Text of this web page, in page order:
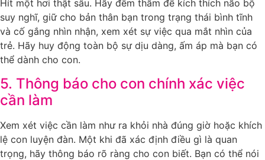
Hít một hơi thật sâu. Hãy đếm thầm để kích thích não bộ
suy nghĩ, giữ cho bản thân bạn trong trạng thái bình tĩnh
và cố gắng nhìn nhận, xem xét sự việc qua mắt nhìn của
trẻ. Hãy huy động toàn bộ sự dịu dàng, ấm áp mà bạn có
thể dành cho con.
5. Thông báo cho con chính xác việc
cần làm
Xem xét việc cần làm như ra khỏi nhà đúng giờ hoặc khích
lệ con luyện đàn. Một khi đã xác định điều gì là quan
trọng, hãy thông báo rõ ràng cho con biết. Bạn có thể nói